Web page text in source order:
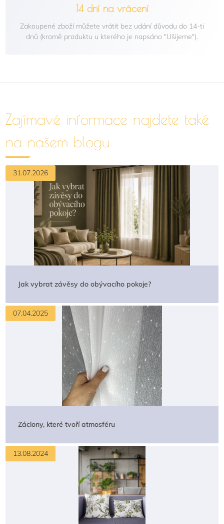
14 dní na vrácení
Zakoupené zboží můžete vrátit bez udání důvodu do 14-ti
dnů (kromě produktu u kterého je napsáno "Ušijeme").
Zajímavé informace najdete také
na našem blogu
31.07.2026
Jak vybrat závěsy do obývacího pokoje?
07.04.2025
Záclony, které tvoří atmosféru
13.08.2024